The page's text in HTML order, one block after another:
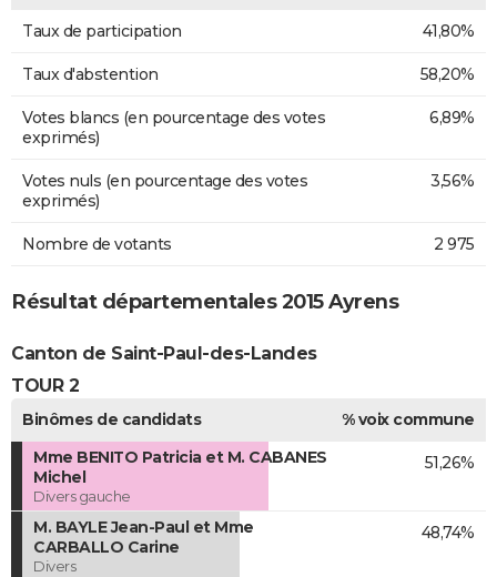
Taux de participation 41,80%
Taux d'abstention 58,20%
Votes blancs (en pourcentage des votes
exprimés)
6,89%
Votes nuls (en pourcentage des votes
exprimés)
3,56%
Nombre de votants 2 975
Résultat départementales 2015 Ayrens
Canton de Saint-Paul-des-Landes
TOUR 2
Binômes de candidats
% voix commune
Mme BENITO Patricia et M. CABANES
Michel
Divers gauche
51,26%
M. BAYLE Jean-Paul et Mme
CARBALLO Carine
Divers
48,74%